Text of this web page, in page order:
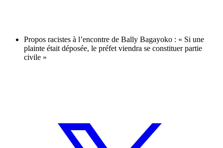
Propos racistes à l’encontre de Bally Bagayoko : « Si une
plainte était déposée, le préfet viendra se constituer partie
civile »